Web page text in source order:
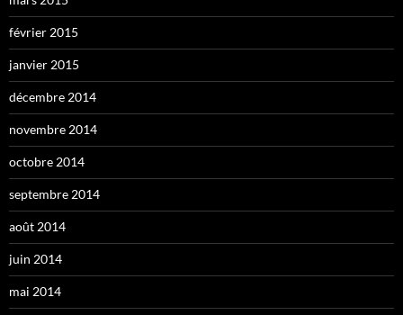
février 2015
janvier 2015
décembre 2014
novembre 2014
octobre 2014
septembre 2014
août 2014
juin 2014
mai 2014